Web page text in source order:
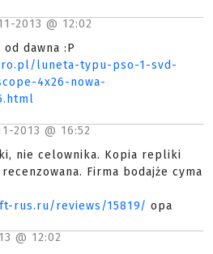
2013 @ 12:02
dawna :P
luneta-typu-pso-1-svd-
4x26-nowa-
2013 @ 16:52
nie celownika. Kopia repliki
recenzowana. Firma bodajże cyma
rus.ru/reviews/15819/ opa
@ 12:02